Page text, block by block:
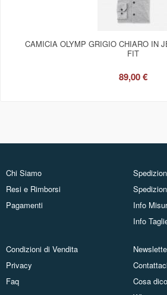
CAMICIA OLYMP GRIGIO CHIARO IN
FIT
89,00 €
Chi Siamo
Resi e Rimborsi
Pagamenti
Info
Info
Condizioni di Vendita
Privacy
Faq
Cosa